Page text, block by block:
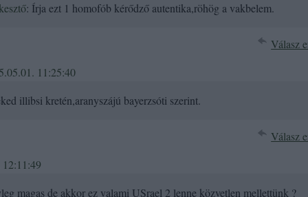
: Írja ezt 1 homofób kérődző autentika,röhög a vakbelem.
Válasz
11:25:40
illibsi kretén,aranyszájú bayerzsóti szerint.
Válasz
magas de akkor ez valami USrael 2 lenne közvetlen mellettünk ?